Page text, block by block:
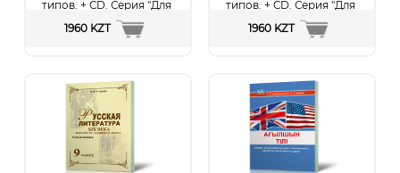
типов. + СD. Серия "Для
школьной библиотеки" 5-9
классы
1960 KZT
типов. + СD. Серия "Для
школьной библиотеки" 5-9
классы
1960 KZT